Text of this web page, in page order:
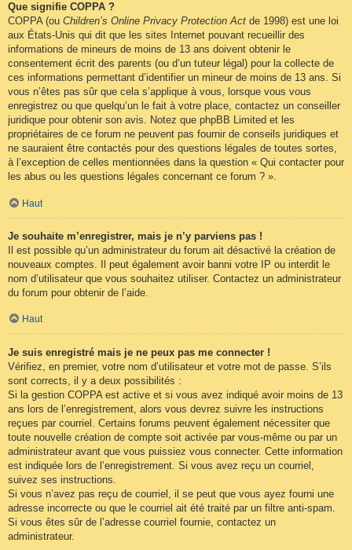
Que signifie COPPA ?
COPPA (ou Children’s Online Privacy Protection Act de 1998) est une loi
aux États-Unis qui dit que les sites Internet pouvant recueillir des
informations de mineurs de moins de 13 ans doivent obtenir le
consentement écrit des parents (ou d’un tuteur légal) pour la collecte de
ces informations permettant d’identifier un mineur de moins de 13 ans. Si
vous n’êtes pas sûr que cela s’applique à vous, lorsque vous vous
enregistrez ou que quelqu’un le fait à votre place, contactez un conseiller
juridique pour obtenir son avis. Notez que phpBB Limited et les
propriétaires de ce forum ne peuvent pas fournir de conseils juridiques et
ne sauraient être contactés pour des questions légales de toutes sortes,
à l’exception de celles mentionnées dans la question « Qui contacter pour
les abus ou les questions légales concernant ce forum ? ».
Haut
Je souhaite m’enregistrer, mais je n’y parviens pas !
Il est possible qu’un administrateur du forum ait désactivé la création de
nouveaux comptes. Il peut également avoir banni votre IP ou interdit le
nom d’utilisateur que vous souhaitez utiliser. Contactez un administrateur
du forum pour obtenir de l’aide.
Haut
Je suis enregistré mais je ne peux pas me connecter !
Vérifiez, en premier, votre nom d’utilisateur et votre mot de passe. S’ils
sont corrects, il y a deux possibilités :
Si la gestion COPPA est active et si vous avez indiqué avoir moins de 13
ans lors de l’enregistrement, alors vous devrez suivre les instructions
reçues par courriel. Certains forums peuvent également nécessiter que
toute nouvelle création de compte soit activée par vous-même ou par un
administrateur avant que vous puissiez vous connecter. Cette information
est indiquée lors de l’enregistrement. Si vous avez reçu un courriel,
suivez ses instructions.
Si vous n’avez pas reçu de courriel, il se peut que vous ayez fourni une
adresse incorrecte ou que le courriel ait été traité par un filtre anti-spam.
Si vous êtes sûr de l’adresse courriel fournie, contactez un
administrateur.